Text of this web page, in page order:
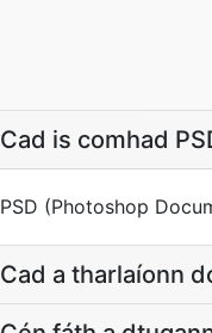
Cad is comhad
PSD (Photoshop
Cad a tharlaíonn